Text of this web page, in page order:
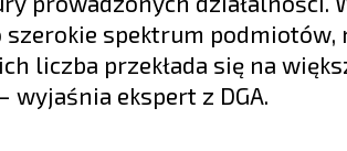
szerokie spektrum podmiotów,
liczba przekłada się na
ekspert z DGA.